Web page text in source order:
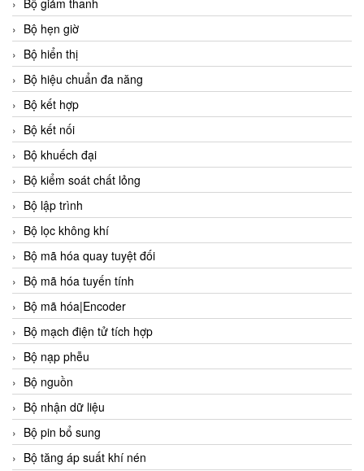
Bộ giảm thanh
Bộ hẹn giờ
Bộ hiển thị
Bộ hiệu chuẩn đa năng
Bộ kết hợp
Bộ kết nối
Bộ khuếch đại
Bộ kiểm soát chất lỏng
Bộ lập trình
Bộ lọc không khí
Bộ mã hóa quay tuyệt đối
Bộ mã hóa tuyến tính
Bộ mã hóa|Encoder
Bộ mạch điện tử tích hợp
Bộ nạp phễu
Bộ nguồn
Bộ nhận dữ liệu
Bộ pin bổ sung
Bộ tăng áp suất khí nén